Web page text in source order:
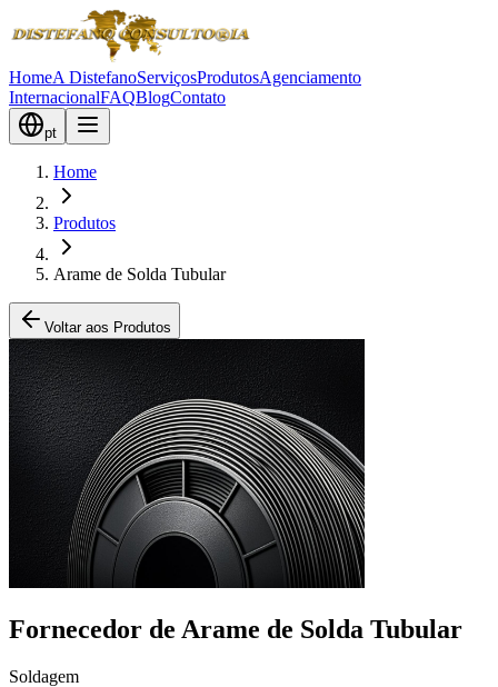
HomeA DistefanoServiçosProdutosAgenciamento
InternacionalFAQBlogContato
pt
Home
Produtos
Arame de Solda Tubular
Voltar aos Produtos
Fornecedor de Arame de Solda Tubular
Soldagem